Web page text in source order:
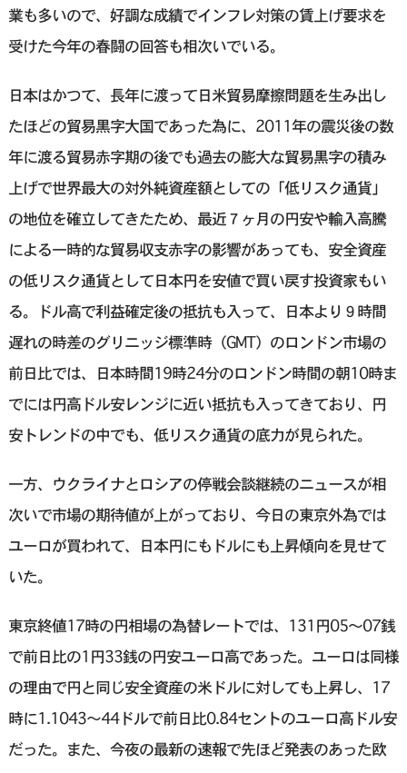
業も多いので、好調な成績でインフレ対策の賃上げ要求を
受けた今年の春闘の回答も相次いでいる。
日本はかつて、長年に渡って日米貿易摩擦問題を生み出し
たほどの貿易黒字大国であった為に、2011年の震災後の数
年に渡る貿易赤字期の後でも過去の膨大な貿易黒字の積み
上げで世界最大の対外純資産額としての「低リスク通貨」
の地位を確立してきたため、最近７ヶ月の円安や輸入高騰
による一時的な貿易収支赤字の影響があっても、安全資産
の低リスク通貨として日本円を安値で買い戻す投資家もい
る。ドル高で利益確定後の抵抗も入って、日本より９時間
遅れの時差のグリニッジ標準時（GMT）のロンドン市場の
前日比では、日本時間19時24分のロンドン時間の朝10時ま
でには円高ドル安レンジに近い抵抗も入ってきており、円
安トレンドの中でも、低リスク通貨の底力が見られた。
一方、ウクライナとロシアの停戦会談継続のニュースが相
次いで市場の期待値が上がっており、今日の東京外為では
ユーロが買われて、日本円にもドルにも上昇傾向を見せて
いた。
東京終値17時の円相場の為替レートでは、131円05～07銭
で前日比の1円33銭の円安ユーロ高であった。ユーロは同様
の理由で円と同じ安全資産の米ドルに対しても上昇し、17
時に1.1043～44ドルで前日比0.84セントのユーロ高ドル安
だった。また、今夜の最新の速報で先ほど発表のあった欧